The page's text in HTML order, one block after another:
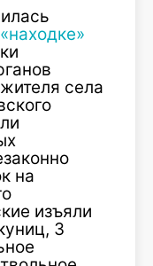
села
на
изъяли
3